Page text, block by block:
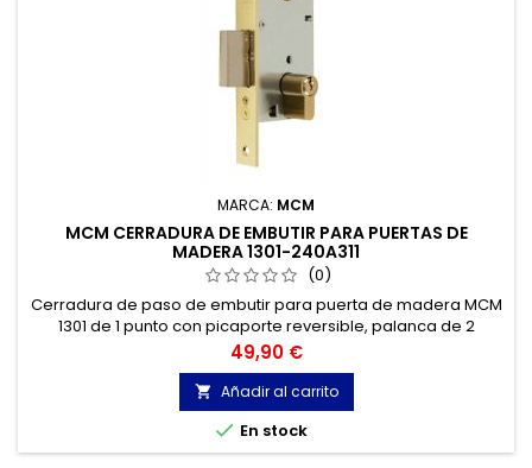
MARCA: MCM
MCM CERRADURA DE EMBUTIR PARA PUERTAS DE
MADERA 1301-240A311
(0)
Cerradura de paso de embutir para puerta de madera MCM
1301 de 1 punto con picaporte reversible, palanca de 2
vueltas, cilindro de europerfil, manilla y distancia entre ejes
de 70mm.
Precio
49,90 €
 Añadir al carrito
 En stock